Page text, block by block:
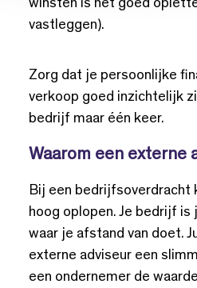
winsten is het goed
vastleggen).
Zorg dat je persoonlijke
verkoop goed inzichtelijk
bedrijf maar één keer.
Waarom een externe
Bij een bedrijfsoverdracht
hoog oplopen. Je bedrijf is
waar je afstand van doet.
externe adviseur een
een ondernemer de